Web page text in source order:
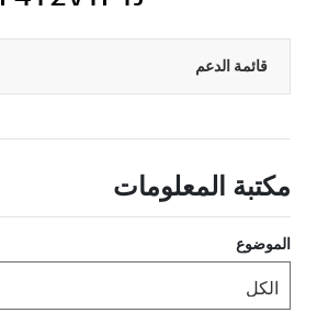
قائمة الدعم
مكتبة المعلومات
الموضوع